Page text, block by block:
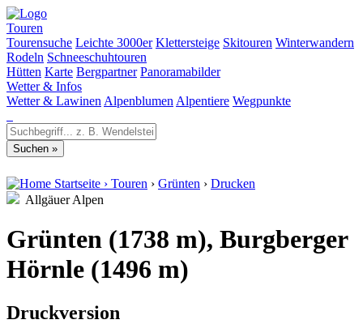
Touren
Tourensuche Leichte 3000er Klettersteige Skitouren Winterwandern
Rodeln Schneeschuhtouren
Hütten Karte Bergpartner Panoramabilder
Wetter & Infos
Wetter & Lawinen Alpenblumen Alpentiere Wegpunkte
Startseite › Touren › Grünten › Drucken
Allgäuer Alpen
Grünten (1738 m), Burgberger
Hörnle (1496 m)
Druckversion